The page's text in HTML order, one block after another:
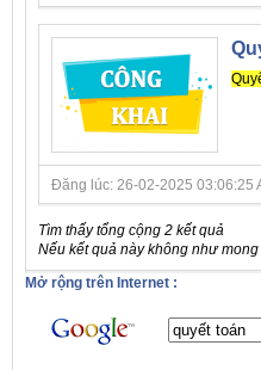
Đăng lúc: 26-02-2025 03:06:25
Tìm thấy tổng cộng 2 kết quả
Nếu kết quả này không như
Mở rộng trên Internet :